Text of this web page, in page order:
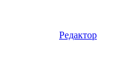
Редактор